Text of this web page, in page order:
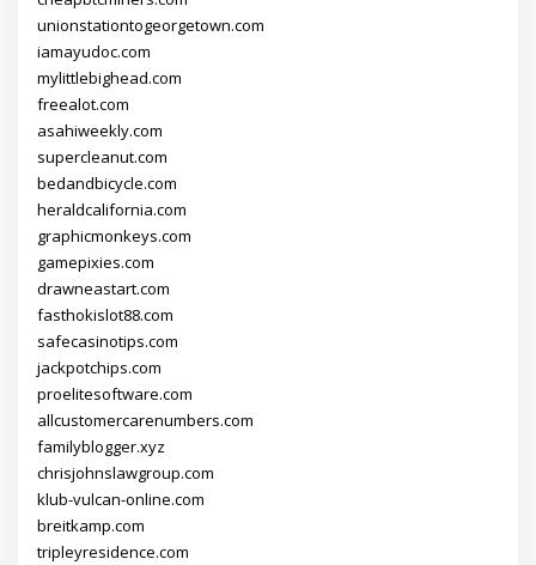
unionstationtogeorgetown.com
iamayudoc.com
mylittlebighead.com
freealot.com
asahiweekly.com
supercleanut.com
bedandbicycle.com
heraldcalifornia.com
graphicmonkeys.com
gamepixies.com
drawneastart.com
fasthokislot88.com
safecasinotips.com
jackpotchips.com
proelitesoftware.com
allcustomercarenumbers.com
familyblogger.xyz
chrisjohnslawgroup.com
klub-vulcan-online.com
breitkamp.com
tripleyresidence.com